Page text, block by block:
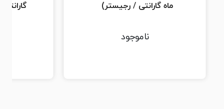
ماه گارانتی / رجیستر)
ناموجود